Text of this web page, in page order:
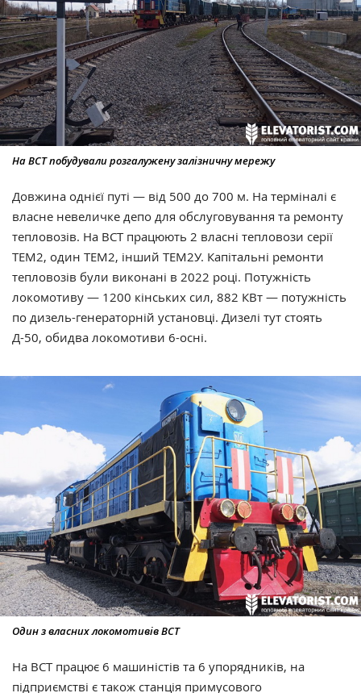
На ВСТ побудували розгалужену залізничну мережу
Довжина однієї путі — від 500 до 700 м. На терміналі є
власне невеличке депо для обслуговування та ремонту
тепловозів. На ВСТ працюють 2 власні тепловози серії
ТЕМ2, один ТЕМ2, інший ТЕМ2У. Капітальні ремонти
тепловозів були виконані в 2022 році. Потужність
локомотиву — 1200 кінських сил, 882 КВт — потужність
по дизель-генераторній установці. Дизелі тут стоять
Д-50, обидва локомотиви 6-осні.
Один з власних локомотивів ВСТ
На ВСТ працює 6 машиністів та 6 упорядників, на
підприємстві є також станція примусового